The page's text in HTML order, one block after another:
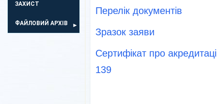
ЗАХИСТ
ФАЙЛОВИЙ АРХІВ
Перелік документів
Зразок заяви
Сертифікат про
139